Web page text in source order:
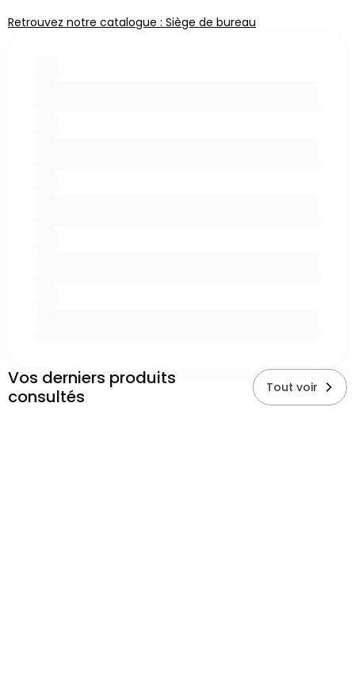
Retrouvez notre catalogue : Siège de bureau
Vos derniers produits
consultés
Tout voir